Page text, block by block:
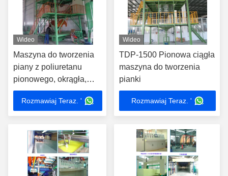
Wideo
Maszyna do tworzenia
piany z poliuretanu
pionowego, okrągła,
ciągła maszyna
pionowa
Rozmawiaj Teraz. '
Wideo
TDP-1500 Pionowa ciągła
maszyna do tworzenia
pianki
Rozmawiaj Teraz. '